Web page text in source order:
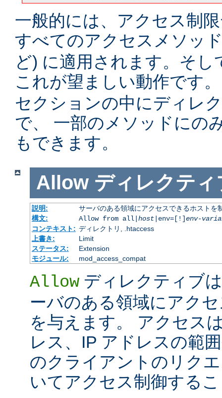
一般的には、アクセス制
すべてのアクセスメソッ
ど) に適用されます。そ
これが望ましい動作です
セクションの中にディレ
で、 一部のメソッドにの
もできます。
Allow ディレクティ
説明:
サーバのある領域にアクセスできるホストを
構文:
Allow from all| host|env=[!]env-
コンテキスト: ディレクトリ, .htaccess
上書き:
Limit
ステータス:
Extension
モジュール:
mod_access_compat
Allow ディレクティブ
ーバのある領域にアク
を与えます。 アクセス
レス、IP アドレスの範
のクライアントのリク
いてアクセス制御する